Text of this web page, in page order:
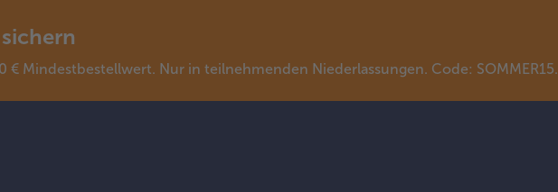
€ Mindestbestellwert. Nur in teilnehmenden Niederlassungen. Code: SOMMER15.